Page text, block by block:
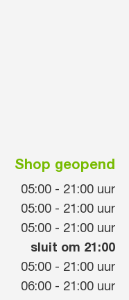
Shop geopend
05:00 - 21:00 uur
05:00 - 21:00 uur
05:00 - 21:00 uur
sluit om 21:00
05:00 - 21:00 uur
06:00 - 21:00 uur